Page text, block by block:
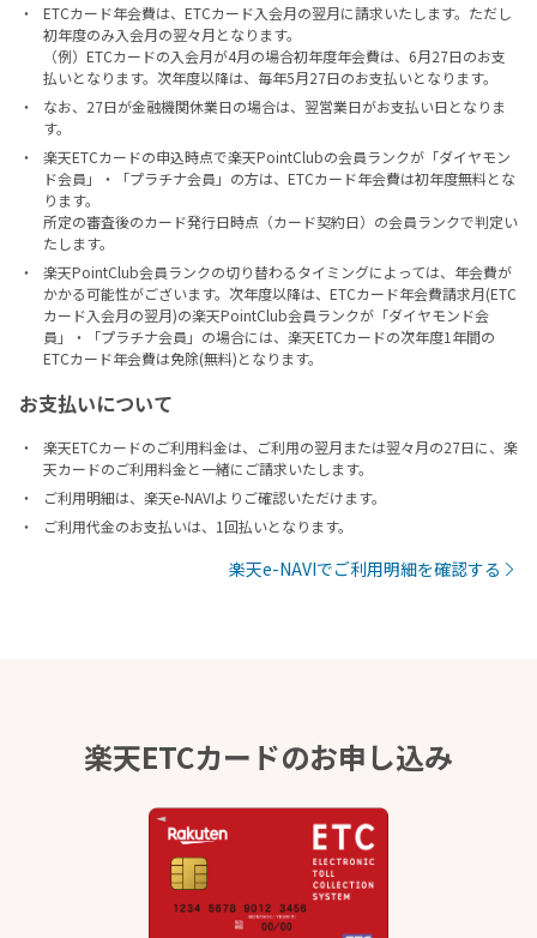
ETCカード年会費は、ETCカード入会月の翌月に請求いたします。ただし
初年度のみ入会月の翌々月となります。
（例）ETCカードの入会月が4月の場合初年度年会費は、6月27日のお支
払いとなります。次年度以降は、毎年5月27日のお支払いとなります。
なお、27日が金融機関休業日の場合は、翌営業日がお支払い日となりま
す。
楽天ETCカードの申込時点で楽天PointClubの会員ランクが「ダイヤモン
ド会員」・「プラチナ会員」の方は、ETCカード年会費は初年度無料とな
ります。
所定の審査後のカード発行日時点（カード契約日）の会員ランクで判定い
たします。
楽天PointClub会員ランクの切り替わるタイミングによっては、年会費が
かかる可能性がございます。次年度以降は、ETCカード年会費請求月(ETC
カード入会月の翌月)の楽天PointClub会員ランクが「ダイヤモンド会
員」・「プラチナ会員」の場合には、楽天ETCカードの次年度1年間の
ETCカード年会費は免除(無料)となります。
お支払いについて
楽天ETCカードのご利用料金は、ご利用の翌月または翌々月の27日に、楽
天カードのご利用料金と一緒にご請求いたします。
ご利用明細は、楽天e-NAVIよりご確認いただけます。
ご利用代金のお支払いは、1回払いとなります。
楽天e-NAVIでご利用明細を確認する
楽天ETCカードのお申し込み